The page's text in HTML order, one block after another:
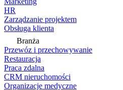
HR
Zarządzanie projektem
Obsługa klienta
Branża
Przewóz i przechowywanie
Restauracja
Praca zdalna
CRM nieruchomości
Organizacje medyczne